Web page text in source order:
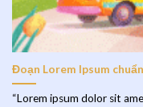
Đoạn Lorem Ipsum
“Lorem ipsum dolor sit